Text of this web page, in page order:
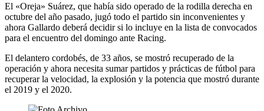
El «Oreja» Suárez, que había sido operado de la rodilla derecha en
octubre del año pasado, jugó todo el partido sin inconvenientes y
ahora Gallardo deberá decidir si lo incluye en la lista de convocados
para el encuentro del domingo ante Racing.
El delantero cordobés, de 33 años, se mostró recuperado de la
operación y ahora necesita sumar partidos y prácticas de fútbol para
recuperar la velocidad, la explosión y la potencia que mostró durante
el 2019 y el 2020.